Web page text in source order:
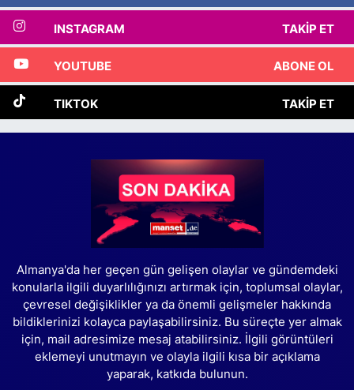
INSTAGRAM TAKIP ET
YOUTUBE ABONE OL
TIKTOK TAKIP ET
Almanya'da her geçen gün gelişen olaylar ve gündemdeki
konularla ilgili duyarlılığınızı artırmak için, toplumsal olaylar,
çevresel değişiklikler ya da önemli gelişmeler hakkında
bildiklerinizi kolayca paylaşabilirsiniz. Bu süreçte yer almak
için, mail adresimize mesaj atabilirsiniz. İlgili görüntüleri
eklemeyi unutmayın ve olayla ilgili kısa bir açıklama
yaparak, katkıda bulunun.